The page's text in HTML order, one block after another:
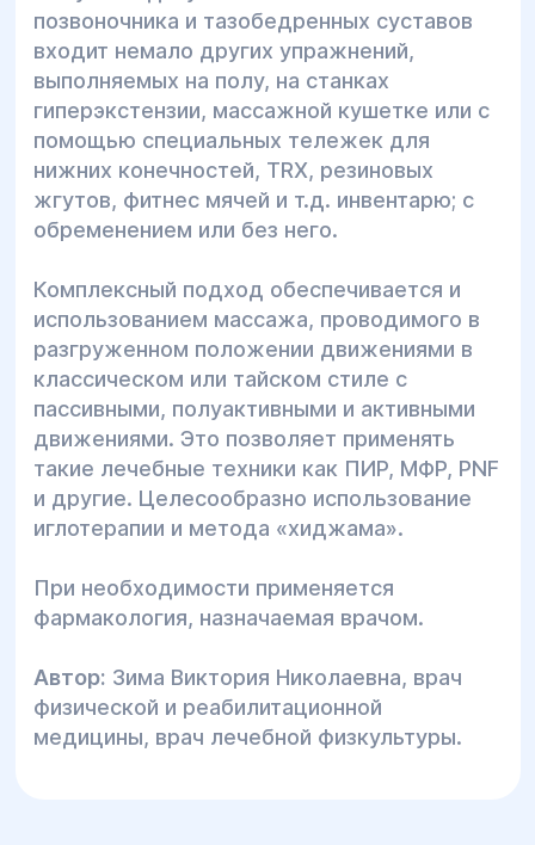
позвоночника и тазобедренных суставов
входит немало других упражнений,
выполняемых на полу, на станках
гиперэкстензии, массажной кушетке или с
помощью специальных тележек для
нижних конечностей, TRX, резиновых
жгутов, фитнес мячей и т.д. инвентарю; с
обременением или без него.
Комплексный подход обеспечивается и
использованием массажа, проводимого в
разгруженном положении движениями в
классическом или тайском стиле с
пассивными, полуактивными и активными
движениями. Это позволяет применять
такие лечебные техники как ПИР, МФР, PNF
и другие. Целесообразно использование
иглотерапии и метода «хиджама».
При необходимости применяется
фармакология, назначаемая врачом.
Автор: Зима Виктория Николаевна, врач
физической и реабилитационной
медицины, врач лечебной физкультуры.